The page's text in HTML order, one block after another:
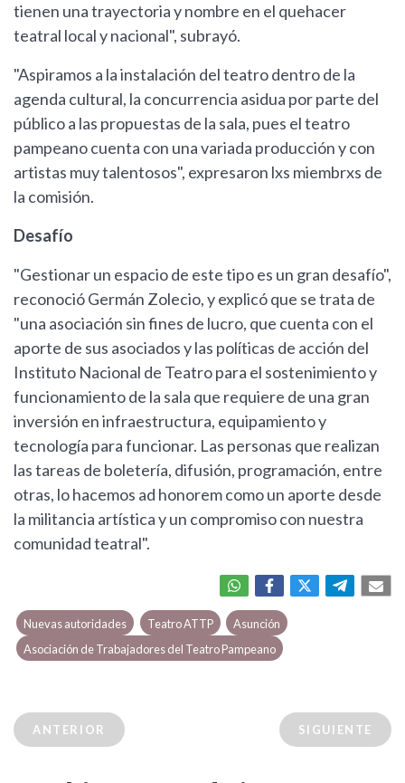
tienen una trayectoria y nombre en el quehacer
teatral local y nacional", subrayó.
"Aspiramos a la instalación del teatro dentro de la
agenda cultural, la concurrencia asidua por parte del
público a las propuestas de la sala, pues el teatro
pampeano cuenta con una variada producción y con
artistas muy talentosos", expresaron lxs miembrxs de
la comisión.
Desafío
"Gestionar un espacio de este tipo es un gran desafío",
reconoció Germán Zolecio, y explicó que se trata de
"una asociación sin fines de lucro, que cuenta con el
aporte de sus asociados y las políticas de acción del
Instituto Nacional de Teatro para el sostenimiento y
funcionamiento de la sala que requiere de una gran
inversión en infraestructura, equipamiento y
tecnología para funcionar. Las personas que realizan
las tareas de boletería, difusión, programación, entre
otras, lo hacemos ad honorem como un aporte desde
la militancia artística y un compromiso con nuestra
comunidad teatral".
Nuevas autoridades Teatro ATTP
Asunción
Asociación de Trabajadores del Teatro Pampeano
ANTERIOR SIGUIENTE